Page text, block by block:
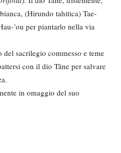
(Hirundo tahitica) Tae-
’ou per piantarlo nella via
sacrilegio commesso e teme
con il dio Tāne per salvare
in omaggio del suo